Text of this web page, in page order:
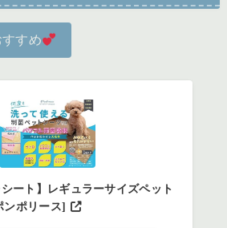
すめ
シート】レギュラーサイズペット
ンポリース]